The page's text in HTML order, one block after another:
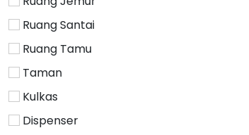
Ruang Santai
Ruang Tamu
Taman
Kulkas
Dispenser